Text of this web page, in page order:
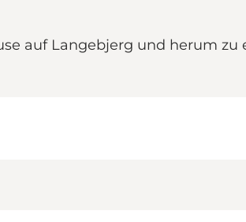
auf Langebjerg und herum